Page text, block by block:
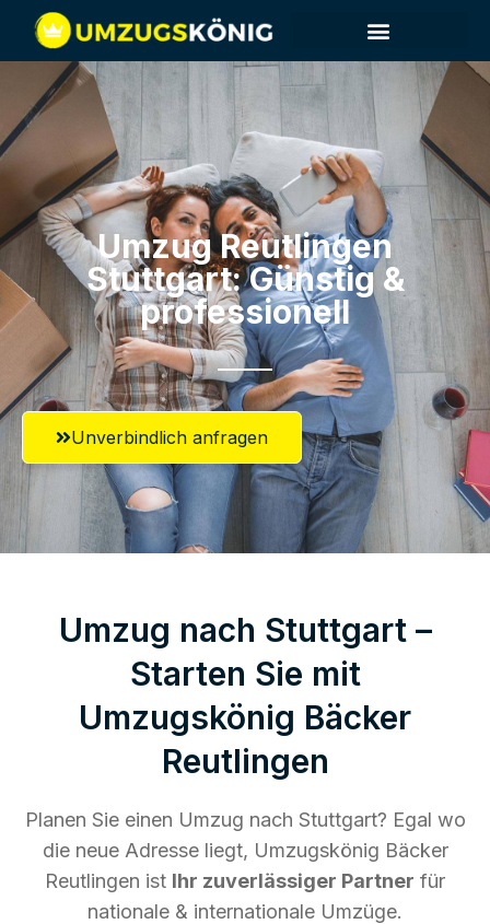
Umzug Reutlingen​
Stuttgart: Günstig &
professionell​
Unverbindlich anfragen
Umzug nach Stuttgart –
Starten Sie mit
Umzugskönig Bäcker
Reutlingen
Planen Sie einen Umzug nach Stuttgart? Egal wo
die neue Adresse liegt, Umzugskönig Bäcker
Reutlingen ist Ihr zuverlässiger Partner für
nationale & internationale Umzüge.